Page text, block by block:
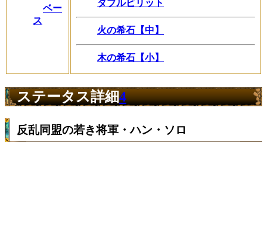
ベー
ス
ダブルビリット
火の希石【中】
木の希石【小】
ステータス詳細4
反乱同盟の若き将軍・ハン・ソロ